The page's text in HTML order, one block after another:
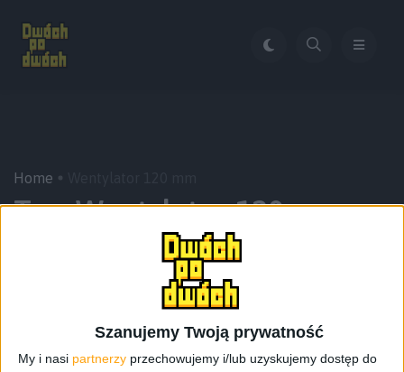
Szanujemy Twoją prywatność
My i nasi partnerzy przechowujemy i/lub uzyskujemy dostęp do
Home
Tag:Wentylator 120 mm